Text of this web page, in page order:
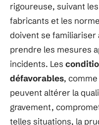
rigoureuse, suivant
fabricants et les
doivent se
prendre les mesures
incidents. Les
défavorables,
peuvent altérer la
gravement,
telles situations, la